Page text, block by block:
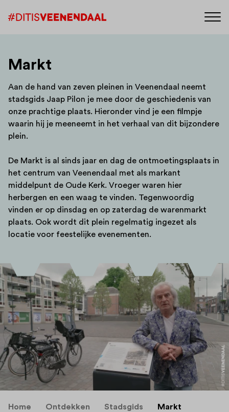
Markt
Aan de hand van zeven pleinen in Veenendaal neemt
stadsgids Jaap Pilon je mee door de geschiedenis van
onze prachtige plaats. Hieronder vind je een filmpje
waarin hij je meeneemt in het verhaal van dit bijzondere
plein.
De Markt is al sinds jaar en dag de ontmoetingsplaats in
het centrum van Veenendaal met als markant
middelpunt de Oude Kerk. Vroeger waren hier
herbergen en een waag te vinden. Tegenwoordig
vinden er op dinsdag en op zaterdag de warenmarkt
plaats. Ook wordt dit plein regelmatig ingezet als
locatie voor feestelijke evenementen.
Home Ontdekken Stadsgids Markt